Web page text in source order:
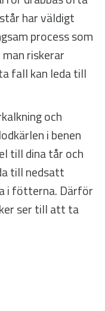
har väldigt
process som
riskerar
fall kan leda till
och
i benen
till dina tår och
till nedsatt
i fötterna. Därför
ser till att ta